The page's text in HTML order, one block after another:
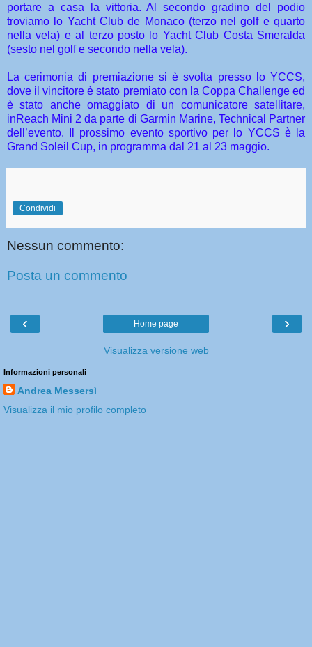
portare a casa la vittoria. Al secondo gradino del podio
troviamo lo Yacht Club de Monaco (terzo nel golf e quarto
nella vela) e al terzo posto lo Yacht Club Costa Smeralda
(sesto nel golf e secondo nella vela).
La cerimonia di premiazione si è svolta presso lo YCCS,
dove il vincitore è stato premiato con la Coppa Challenge ed
è stato anche omaggiato di un comunicatore satellitare,
inReach Mini 2 da parte di Garmin Marine, Technical Partner
dell’evento. Il prossimo evento sportivo per lo YCCS è la
Grand Soleil Cup, in programma dal 21 al 23 maggio.
Condividi
Nessun commento:
Posta un commento
‹ ›
Home page
Visualizza versione web
Informazioni personali
Andrea Messersì
Visualizza il mio profilo completo